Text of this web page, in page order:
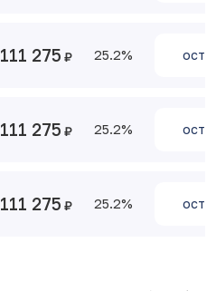
111 275 25.2
111 275 25.2
111 275 25.2